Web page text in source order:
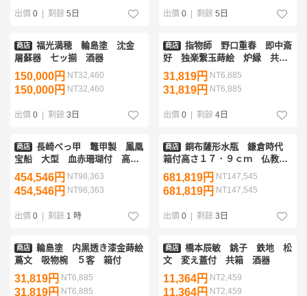
出價 0 剩餘 5日 出價 0 剩餘 5日
商店
福光満穂 輪島塗 沈金
屠蘇器 七ッ揃 酒器
150,000円 NT32,460
150,000円 NT32,460
出價 0 剩餘 3日
商店
指物師 野口重春 即中斎
好 独楽繋玉蒔絵 炉縁 共箱
付 茶道具
31,819円 NT6,885
31,819円 NT6,885
出價 0 剩餘 4日
商店
長崎べっ甲 鼈甲製 鳳凰
宝船 大型 血赤珊瑚付 高さ
３０ｃｍ ガラスケース付
454,546円 NT98,363
454,546円 NT98,363
出價 0 剩餘 1 時
商店
銅布薩形水瓶 鎌倉時代
箱付高さ１７．９ｃｍ 仏教美
術 花瓶 花器 水注
681,819円 NT147,545
681,819円 NT147,545
出價 0 剩餘 3日
商店
輪島塗 内黒透き漆金蒔絵
蔦文 吸物椀 ５客 箱付
31,819円 NT6,885
31,819円 NT6,885
商店
橋本辰敏 銚子 鉄地 松
文 変え蓋付 共箱 酒器
11,364円 NT2,459
11,364円 NT2,459